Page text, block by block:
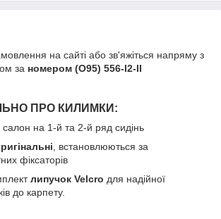
на сайті або зв'яжіться напряму з
за номером (О95) 556-I2-II
ПРО КИЛИМКИ:
салон на 1-й та 2-й ряд сидінь
, встановлюються за
фіксаторів
липучок Velcro для надійної
до карпету.